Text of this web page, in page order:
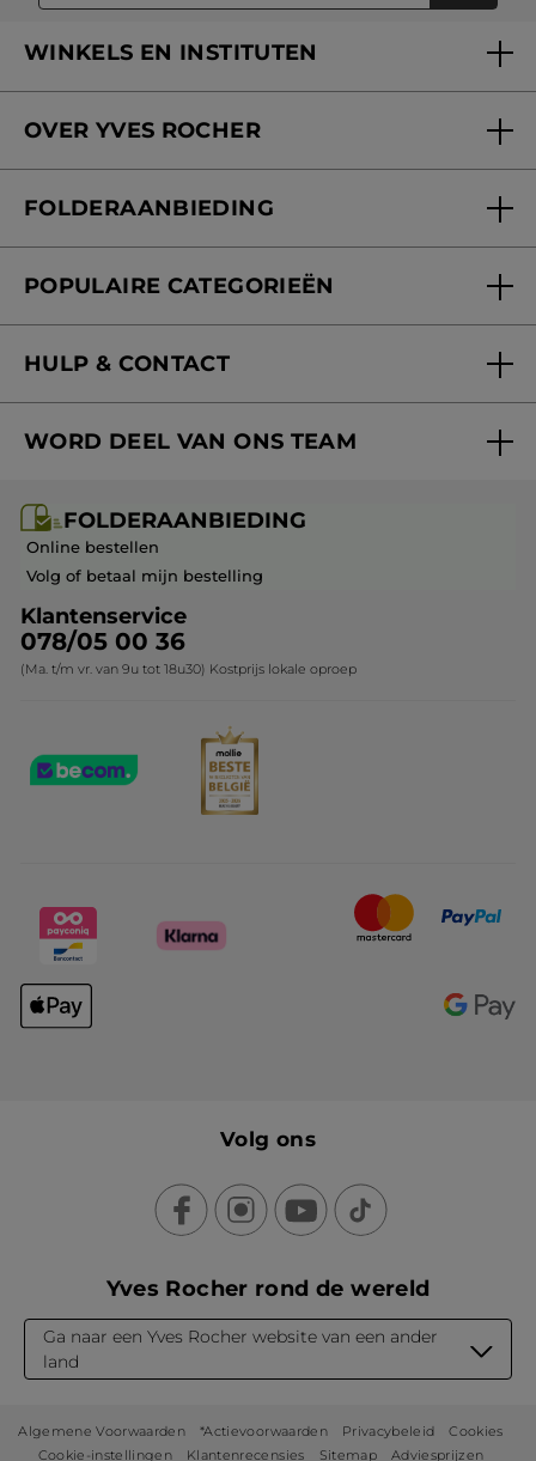
WINKELS EN INSTITUTEN
Verzorging in onze Schoonheidsinstituten
OVER YVES ROCHER
Onze beloften
Blog Act Beautiful
FOLDERAANBIEDING
POPULAIRE CATEGORIEËN
Aanbiedingen
Cadeau-ideeën
Kerstcollectie
HULP & CONTACT
Mijn geschenken
Veelgestelde vragen
Contact opnemen
WORD DEEL VAN ONS TEAM
Franchisenemer of bedrijfsleider worden
FOLDERAANBIEDING
Online bestellen
Volg of betaal mijn bestelling
Klantenservice
078/05 00 36
(Ma. t/m vr. van 9u tot 18u30) Kostprijs lokale oproep
Volg ons
Yves Rocher rond de wereld
Ga naar een Yves Rocher website van een ander
land
Algemene Voorwaarden *Actievoorwaarden Privacybeleid
Cookies
Cookie-instellingen
Klantenrecensies Sitemap Adviesprijzen